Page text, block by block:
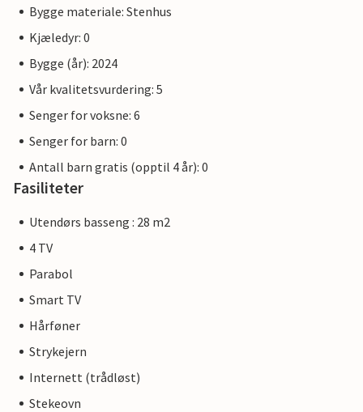
Bygge materiale: Stenhus
Kjæledyr: 0
Bygge (år): 2024
Vår kvalitetsvurdering: 5
Senger for voksne: 6
Senger for barn: 0
Antall barn gratis (opptil 4 år): 0
Fasiliteter
Utendørs basseng : 28 m2
4 TV
Parabol
Smart TV
Hårføner
Strykejern
Internett (trådløst)
Stekeovn